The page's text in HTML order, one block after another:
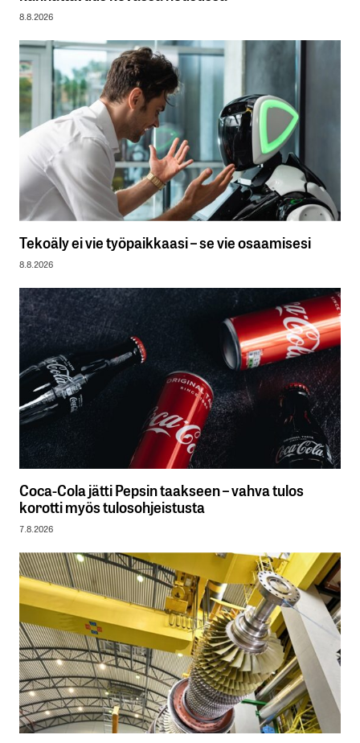
8.8.2026
Tekoäly ei vie työpaikkaasi – se vie osaamisesi
8.8.2026
Coca-Cola jätti Pepsin taakseen – vahva tulos
korotti myös tulosohjeistusta
7.8.2026